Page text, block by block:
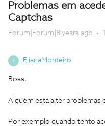
Problemas em
Captchas
Forum|Forum|8 years ago
E ElianaMonteiro
Boas,
Alguém está a ter problemas
Por exemplo quando tento